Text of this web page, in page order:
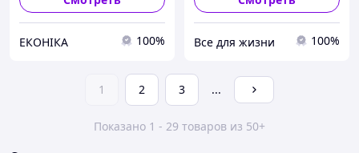
ЕКОНІКА 100% Все для жизни 100%
1 2 3 ...
Показано 1 - 29 товаров из 50+